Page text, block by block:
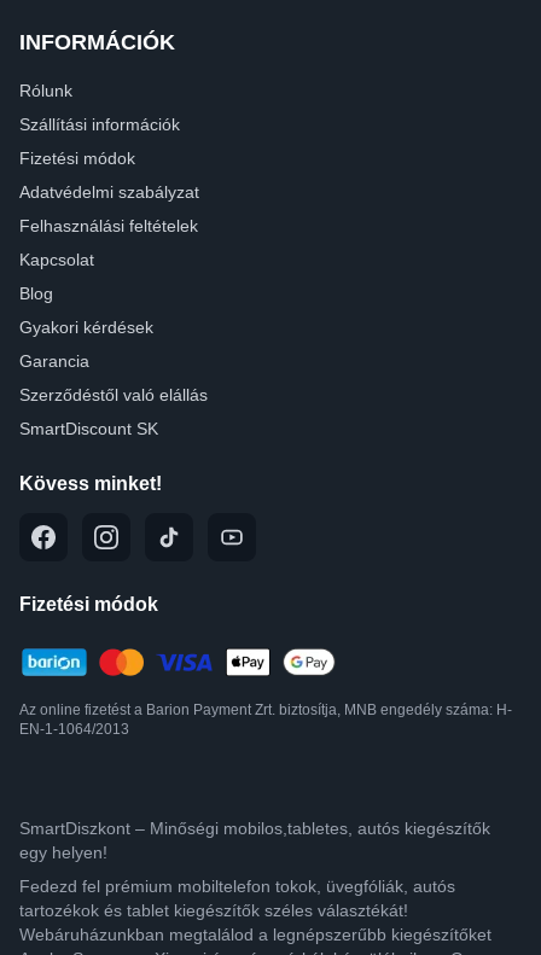
INFORMÁCIÓK
Rólunk
Szállítási információk
Fizetési módok
Adatvédelmi szabályzat
Felhasználási feltételek
Kapcsolat
Blog
Gyakori kérdések
Garancia
Szerződéstől való elállás
SmartDiscount SK
Kövess minket!
Fizetési módok
Az online fizetést a Barion Payment Zrt. biztosítja, MNB engedély száma: H-
EN-1-1064/2013
SmartDiszkont – Minőségi mobilos,tabletes, autós kiegészítők
egy helyen!
Fedezd fel prémium mobiltelefon tokok, üvegfóliák, autós
tartozékok és tablet kiegészítők széles választékát!
Webáruházunkban megtalálod a legnépszerűbb kiegészítőket